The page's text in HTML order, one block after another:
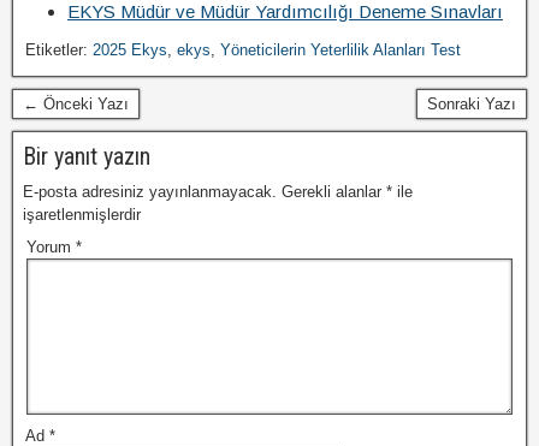
EKYS Müdür ve Müdür Yardımcılığı Deneme Sınavları
Etiketler: 2025 Ekys, ekys, Yöneticilerin Yeterlilik Alanları Test
← Önceki Yazı Sonraki Yazı
Bir yanıt yazın
E-posta adresiniz yayınlanmayacak. Gerekli alanlar * ile
işaretlenmişlerdir
Yorum *
Ad *